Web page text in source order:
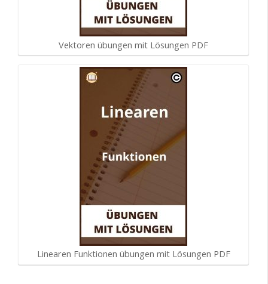
Vektoren übungen mit Lösungen PDF
Linearen Funktionen übungen mit Lösungen PDF